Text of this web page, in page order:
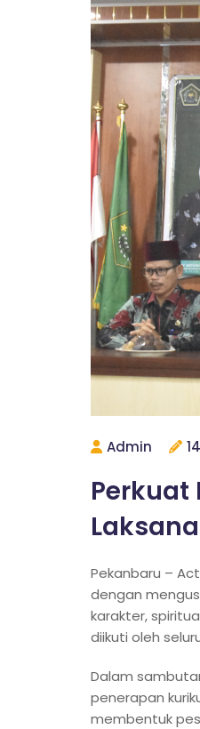
Admin
Perkuat
Pekanbaru –
dengan
karakter,
diikuti oleh
Dalam
penerapan
membentuk